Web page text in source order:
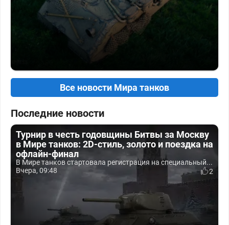
Все новости Мира танков
Последние новости
Турнир в честь годовщины Битвы за Москву
в Мире танков: 2D-стиль, золото и поездка на
офлайн-финал
В Мире танков стартовала регистрация на специальный...
Вчера, 09:48
2